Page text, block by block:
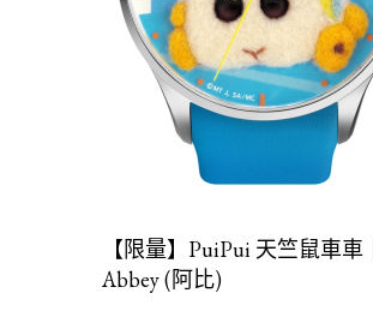
【限量】PuiPui 天竺鼠車車｜
Abbey (阿比)